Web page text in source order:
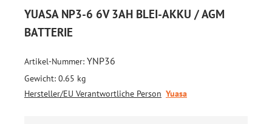
YUASA NP3-6 6V 3AH BLEI-AKKU / AGM
BATTERIE
Artikel-Nummer: YNP36
Gewicht: 0.65 kg
Hersteller/EU Verantwortliche Person Yuasa